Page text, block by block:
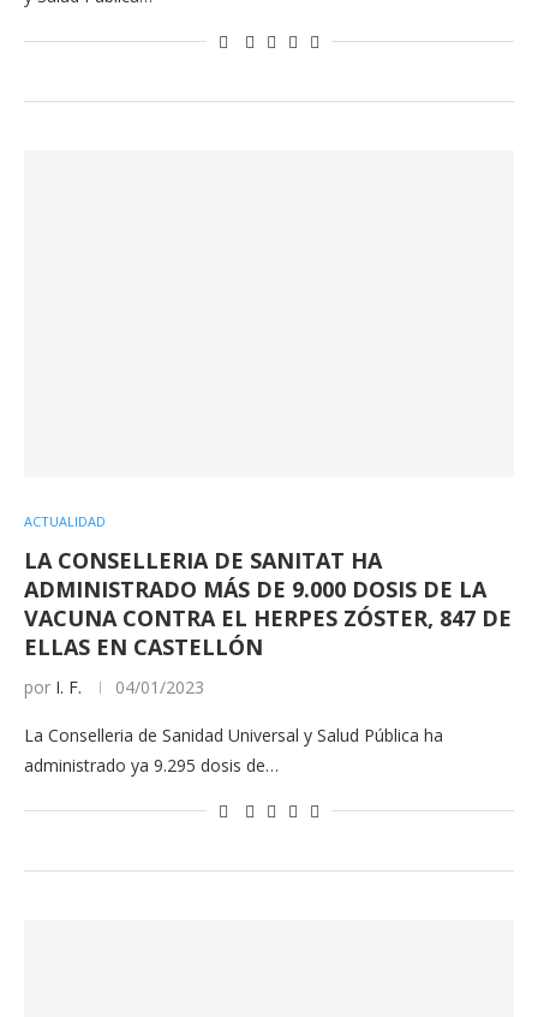
ACTUALIDAD
LA CONSELLERIA DE SANITAT HA
ADMINISTRADO MÁS DE 9.000 DOSIS DE LA
VACUNA CONTRA EL HERPES ZÓSTER, 847 DE
ELLAS EN CASTELLÓN
por I. F. 04/01/2023
La Conselleria de Sanidad Universal y Salud Pública ha
administrado ya 9.295 dosis de…